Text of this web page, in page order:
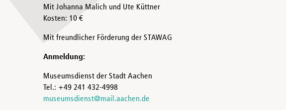
Mit Johanna Malich und Ute Küttner
Kosten: 10 €
Mit freundlicher Förderung der STAWAG
Anmeldung:
Museumsdienst der Stadt Aachen
Tel.: +49 241 432-4998
museumsdienst@mail.aachen.de